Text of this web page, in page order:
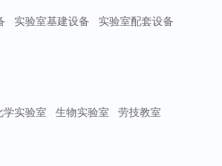
实验室基建设备
实验室配套设备
学实验室 生物实验室 劳技教室